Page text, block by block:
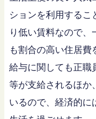
ションを利用するこ
り低い賃料なので
も割合の高い住居費
給与に関しても正職
等が支給されるほか
いるので、経済的に